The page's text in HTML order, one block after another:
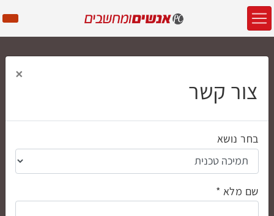
צור קשר
×
בחר נושא
שם מלא